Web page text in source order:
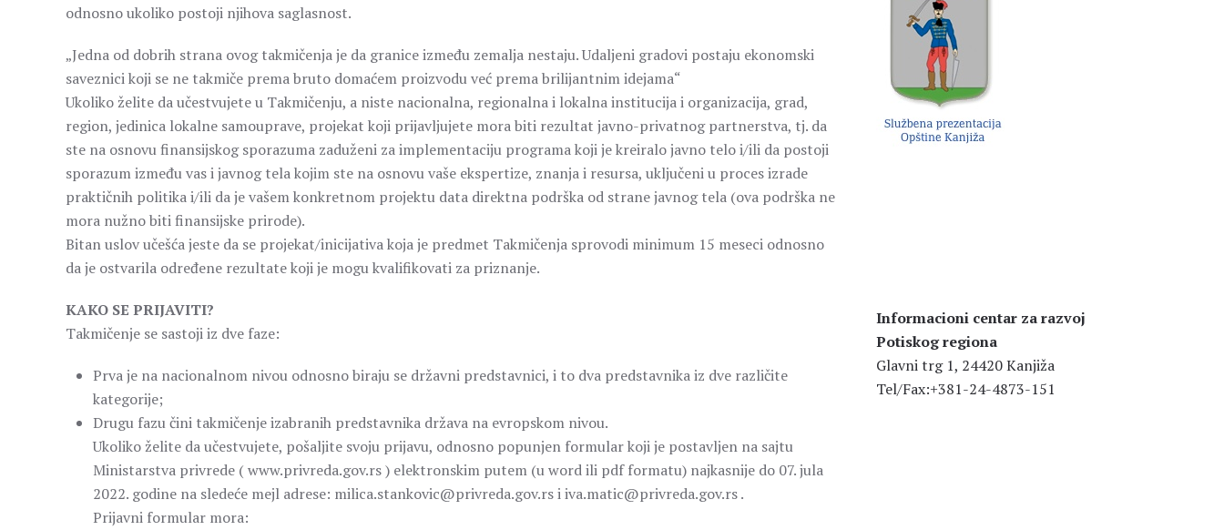
odnosno ukoliko postoji njihova saglasnost.
„Jedna od dobrih strana ovog takmičenja je da granice između zemalja nestaju. Udaljeni gradovi postaju ekonomski
saveznici koji se ne takmiče prema bruto domaćem proizvodu već prema brilijantnim idejama“
Ukoliko želite da učestvujete u Takmičenju, a niste nacionalna, regionalna i lokalna institucija i organizacija, grad,
region, jedinica lokalne samouprave, projekat koji prijavljujete mora biti rezultat javno-privatnog partnerstva, tj. da
ste na osnovu finansijskog sporazuma zaduženi za implementaciju programa koji je kreiralo javno telo i/ili da postoji
sporazum između vas i javnog tela kojim ste na osnovu vaše ekspertize, znanja i resursa, uključeni u proces izrade
praktičnih politika i/ili da je vašem konkretnom projektu data direktna podrška od strane javnog tela (ova podrška ne
mora nužno biti finansijske prirode).
Bitan uslov učešća jeste da se projekat/inicijativa koja je predmet Takmičenja sprovodi minimum 15 meseci odnosno
da je ostvarila određene rezultate koji je mogu kvalifikovati za priznanje.
KAKO SE PRIJAVITI?
Takmičenje se sastoji iz dve faze:
Prva je na nacionalnom nivou odnosno biraju se državni predstavnici, i to dva predstavnika iz dve različite
kategorije;
Drugu fazu čini takmičenje izabranih predstavnika država na evropskom nivou.
Ukoliko želite da učestvujete, pošaljite svoju prijavu, odnosno popunjen formular koji je postavljen na sajtu
Ministarstva privrede ( www.privreda.gov.rs ) elektronskim putem (u word ili pdf formatu) najkasnije do 07. jula
2022. godine na sledeće mejl adrese: milica.stankovic@privreda.gov.rs i iva.matic@privreda.gov.rs .
Prijavni formular mora:
Informacioni centar za razvoj
Potiskog regiona
Glavni trg 1, 24420 Kanjiža
Tel/Fax:+381-24-4873-151